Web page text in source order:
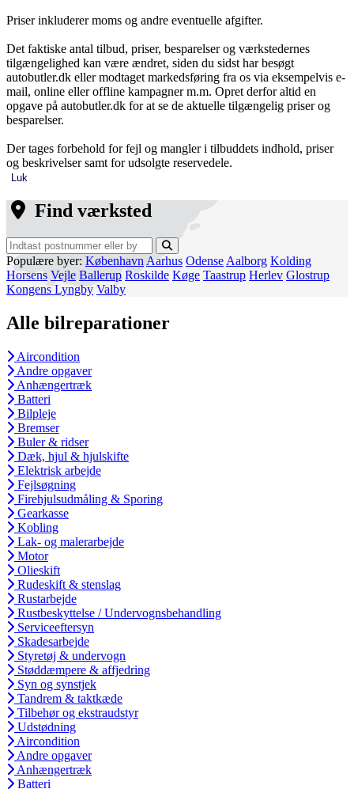
Priser inkluderer moms og andre eventuelle afgifter.
Det faktiske antal tilbud, priser, besparelser og værkstedernes
tilgængelighed kan være ændret, siden du sidst har besøgt
autobutler.dk eller modtaget markedsføring fra os via eksempelvis e-
mail, online eller offline kampagner m.m. Opret derfor altid en
opgave på autobutler.dk for at se de aktuelle tilgængelig priser og
besparelser.
Der tages forbehold for fejl og mangler i tilbuddets indhold, priser
og beskrivelser samt for udsolgte reservedele.
Luk
Find værksted
Populære byer: København Aarhus Odense Aalborg Kolding
Horsens Vejle Ballerup Roskilde Køge Taastrup Herlev Glostrup
Kongens Lyngby Valby
Alle bilreparationer
Aircondition
Andre opgaver
Anhængertræk
Batteri
Bilpleje
Bremser
Buler & ridser
Dæk, hjul & hjulskifte
Elektrisk arbejde
Fejlsøgning
Firehjulsudmåling & Sporing
Gearkasse
Kobling
Lak- og malerarbejde
Motor
Olieskift
Rudeskift & stenslag
Rustarbejde
Rustbeskyttelse / Undervognsbehandling
Serviceeftersyn
Skadesarbejde
Styretøj & undervogn
Støddæmpere & affjedring
Syn og synstjek
Tandrem & taktkæde
Tilbehør og ekstraudstyr
Udstødning
Aircondition
Andre opgaver
Anhængertræk
Batteri